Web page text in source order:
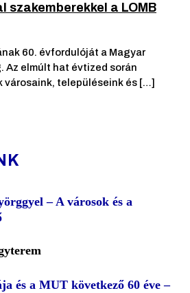
szakemberekkel a LOMB
60. évfordulóját a Magyar
Az elmúlt hat évtized során
városaink, településeink és […]
– A városok és a
és a MUT következő 60 éve –